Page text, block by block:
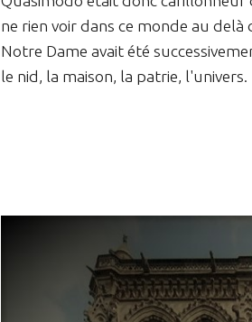
ne rien voir dans ce monde au
Notre Dame avait été
le nid, la maison, la patrie, l'univers.